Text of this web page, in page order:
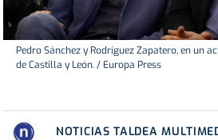
Pedro Sánchez y Rodríguez Zapatero, en un
de Castilla y León. / Europa Press
NOTICIAS TALDEA